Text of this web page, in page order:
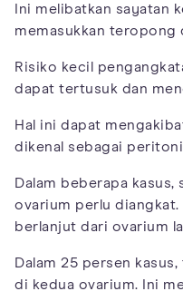
Ini melibatkan sayatan
memasukkan teropong
Risiko kecil
dapat tertusuk dan
Hal ini dapat
dikenal sebagai
Dalam beberapa kasus,
ovarium perlu diangkat.
berlanjut dari ovarium
Dalam 25 persen
di kedua ovarium. Ini